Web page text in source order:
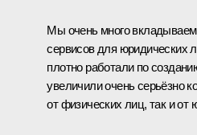
Мы очень много
сервисов для юридических
плотно работали по
увеличили очень серьёзно
от физических лиц, так и от